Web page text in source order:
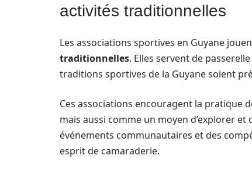
activités traditionnelles
Les associations sportives en Guyane
traditionnelles. Elles servent de
traditions sportives de la Guyane soient
Ces associations encouragent la pratique
mais aussi comme un moyen d’explorer
événements communautaires et des
esprit de camaraderie.